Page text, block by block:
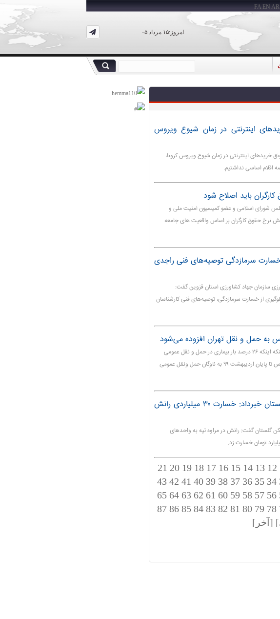
امروز:۱۵ مرداد ۰۵
FA EN AR
اینترنتی در زمان شیوع ویروس
خریدهای اینترنتی در زمان شیوع ویروس کرونا،
اقلام اساسی نداشتیم.
باید اصلاح شود
شورای اسلامی و عضو کمیسیون امنیت ملی و
نرخ حقوق کارگران بر اساس واقعیت های جامعه
سرمازدگی توصیه‌های فنی راجدی
سازمان جهاد کشاورزی استان قزوین گفت:
از خسارت سرمازدگی، توصیه‌های فنی کارشناسان
تهران- استاندار تهران با اشاره به اینکه اینکه ۲۶ درصد بار بیماری در حمل و نقل عمومی
وجود دارد گفت: ۵۰۰ دستگاه اتوبوس تا پایان اردیبهشت ۹۹ به ناوگان حمل ونقل عمومی
سرپرست بنیاد مسکن گلستان خبرداد: خسارت ۳۰ میلیاردی رانش
گلستان گفت: رانش در مراوه تپه به واحدهای
12
13
14
15
16
17
18
19
20
21
34
35
36
37
38
39
40
41
42
43
56
57
58
59
60
61
62
63
64
65
78
79
80
81
82
83
84
85
86
87
[آخر]